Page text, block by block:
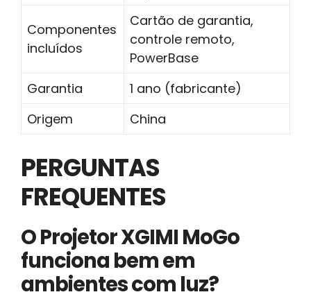
Componentes
incluídos
Cartão de garantia,
controle remoto,
PowerBase
Garantia
1 ano (fabricante)
Origem
China
PERGUNTAS
FREQUENTES
O Projetor XGIMI MoGo
funciona bem em
ambientes com luz?